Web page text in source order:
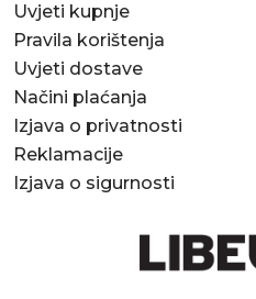
Uvjeti kupnje
Pravila korištenja
Uvjeti dostave
Načini plaćanja
Izjava o privatnosti
Reklamacije
Izjava o sigurnosti